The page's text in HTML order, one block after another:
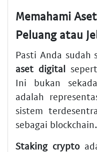
Memahami
Peluang atau
Pasti Anda sudah
aset digital
Ini bukan
adalah
sistem
sebagai blockchain.
Staking crypto